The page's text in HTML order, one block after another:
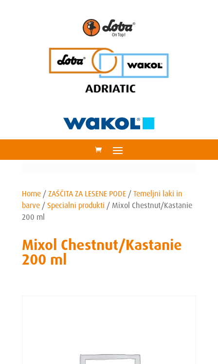
Home/ ZAŠČITA ZA LESENE PODE/ Temeljni laki in
barve/ Specialni produkti / Mixol Chestnut/Kastanie
200 ml
Mixol Chestnut/Kastanie
200 ml